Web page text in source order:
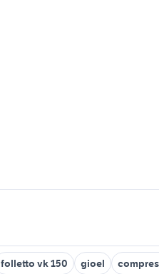
folletto vk 150 gioel